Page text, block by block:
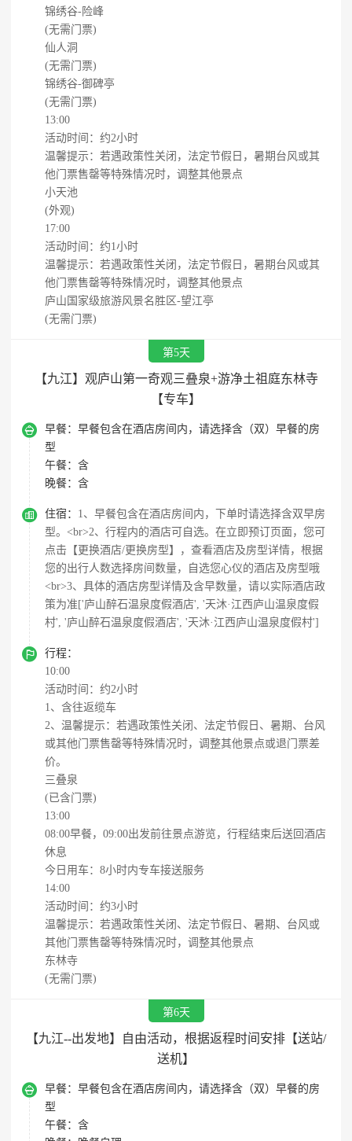
锦绣谷-险峰
(无需门票)
仙人洞
(无需门票)
锦绣谷-御碑亭
(无需门票)
13:00
活动时间：约2小时
温馨提示：若遇政策性关闭，法定节假日，暑期台风或其
他门票售罄等特殊情况时，调整其他景点
小天池
(外观)
17:00
活动时间：约1小时
温馨提示：若遇政策性关闭，法定节假日，暑期台风或其
他门票售罄等特殊情况时，调整其他景点
庐山国家级旅游风景名胜区-望江亭
(无需门票)
第5天
【九江】观庐山第一奇观三叠泉+游净土祖庭东林寺
【专车】
 早餐： 早餐包含在酒店房间内，请选择含（双）早餐的房
型
午餐： 含
晚餐： 含
 住宿： 1、早餐包含在酒店房间内，下单时请选择含双早房
型。<br>2、行程内的酒店可自选。在立即预订页面，您可
点击【更换酒店/更换房型】，查看酒店及房型详情，根据
您的出行人数选择房间数量，自选您心仪的酒店及房型哦
<br>3、具体的酒店房型详情及含早数量，请以实际酒店政
策为准['庐山醉石温泉度假酒店', '天沐·江西庐山温泉度假
村', '庐山醉石温泉度假酒店', '天沐·江西庐山温泉度假村']

行程：
10:00
活动时间：约2小时
1、含往返缆车
2、温馨提示：若遇政策性关闭、法定节假日、暑期、台风
或其他门票售罄等特殊情况时，调整其他景点或退门票差
价。
三叠泉
(已含门票)
13:00
08:00早餐，09:00出发前往景点游览，行程结束后送回酒店
休息
今日用车：8小时内专车接送服务
14:00
活动时间：约3小时
温馨提示：若遇政策性关闭、法定节假日、暑期、台风或
其他门票售罄等特殊情况时，调整其他景点
东林寺
(无需门票)
第6天
【九江--出发地】自由活动，根据返程时间安排【送站/
送机】
 早餐： 早餐包含在酒店房间内，请选择含（双）早餐的房
型
午餐： 含